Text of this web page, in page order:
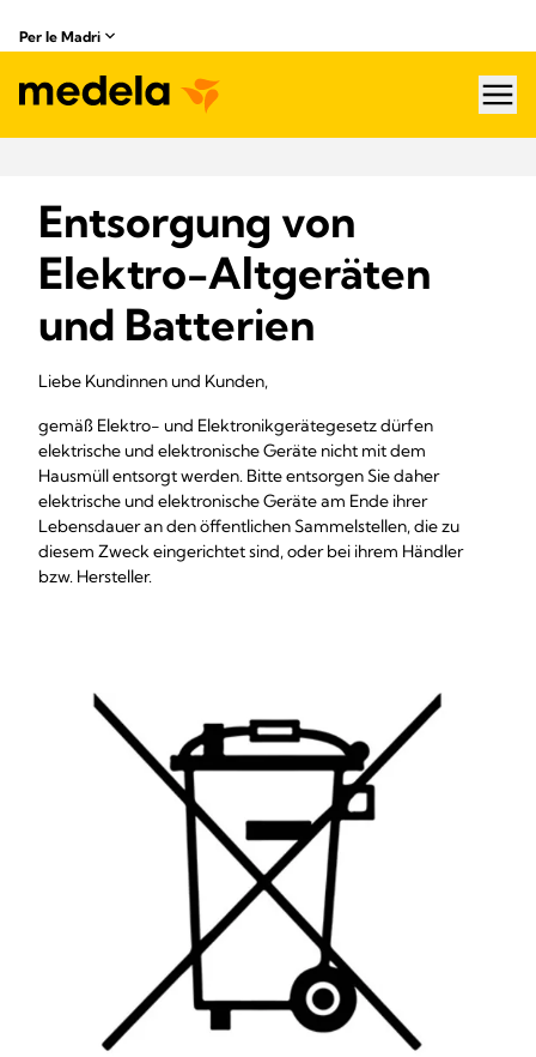
Per le Madri
Entsorgung von
Elektro-Altgeräten
und Batterien
Liebe Kundinnen und Kunden,
gemäß Elektro- und Elektronikgerätegesetz dürfen
elektrische und elektronische Geräte nicht mit dem
Hausmüll entsorgt werden. Bitte entsorgen Sie daher
elektrische und elektronische Geräte am Ende ihrer
Lebensdauer an den öffentlichen Sammelstellen, die zu
diesem Zweck eingerichtet sind, oder bei ihrem Händler
bzw. Hersteller.